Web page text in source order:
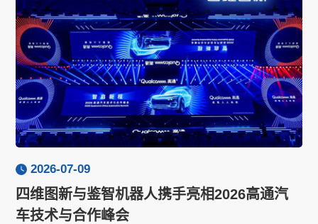
2026-07-09
四维图新与鉴智机器人携手亮相2026高通汽
车技术与合作峰会